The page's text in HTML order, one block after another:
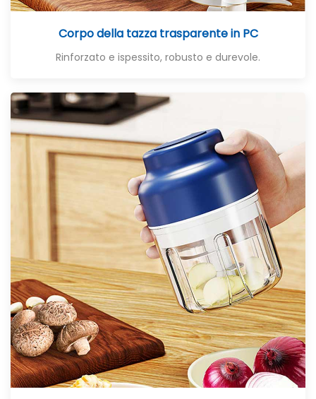
Corpo della tazza trasparente in PC
Rinforzato e ispessito, robusto e durevole.